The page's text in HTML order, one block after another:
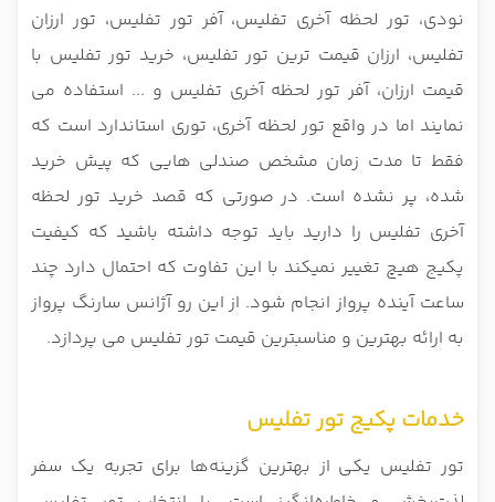
نودی، تور لحظه آخری تفلیس، آفر تور تفلیس، تور ارزان
تفلیس، ارزان قیمت ترین تور تفلیس، خرید تور تفلیس با
قیمت ارزان، آفر تور لحظه آخری تفلیس و ... استفاده می
نمایند اما در واقع تور لحظه آخری، توری استاندارد است که
فقط تا مدت زمان مشخص صندلی هایی که پیش خرید
شده، پر نشده است. در صورتی که قصد خرید تور لحظه
آخری تفلیس را دارید باید توجه داشته باشید که کیفیت
پکیج هیچ تغییر نمیکند با این تفاوت که احتمال دارد چند
ساعت آینده پرواز انجام شود. از این رو آژانس سارنگ پرواز
به ارائه بهترین و مناسبترین قیمت تور تفلیس می پردازد.
خدمات پکیج تور تفلیس
تور تفلیس یکی از بهترین گزینه‌ها برای تجربه یک سفر